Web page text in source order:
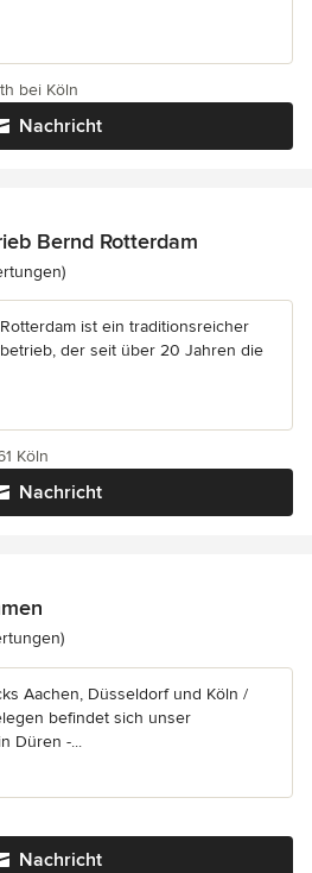
Nachricht
bei Köln
Bernd Rotterdam
5 von 5 Sternen
ist ein traditionsreicher
der seit über 20 Jahren die
Nachricht
Köln
4.9 von 5 Sternen
Aachen, Düsseldorf und Köln /
befindet sich unser
Düren -...
Nachricht